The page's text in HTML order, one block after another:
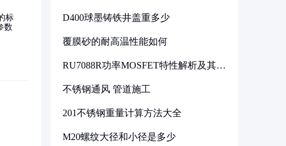
D400球墨铸铁井盖重多少
覆膜砂的耐高温性能如何
RU7088R功率MOSFET特性解析及其在
不锈钢通风 管道施工
201不锈钢重量计算方法大全
M20螺纹大径和小径是多少